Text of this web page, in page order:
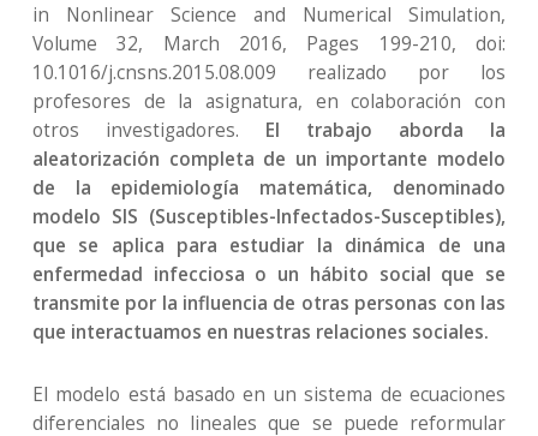
in Nonlinear Science and Numerical Simulation,
Volume 32, March 2016, Pages 199-210, doi:
10.1016/j.cnsns.2015.08.009 realizado por los
profesores de la asignatura, en colaboración con
otros investigadores. El trabajo aborda la
aleatorización completa de un importante modelo
de la epidemiología matemática, denominado
modelo SIS (Susceptibles-Infectados-Susceptibles),
que se aplica para estudiar la dinámica de una
enfermedad infecciosa o un hábito social que se
transmite por la influencia de otras personas con las
que interactuamos en nuestras relaciones sociales.
El modelo está basado en un sistema de ecuaciones
diferenciales no lineales que se puede reformular